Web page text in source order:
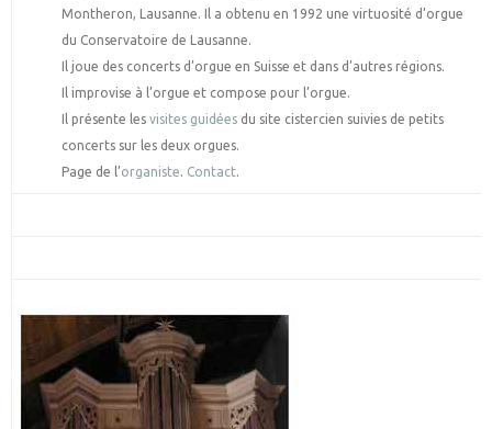
Montheron, Lausanne. Il a obtenu en 1992 une virtuosité d’orgue
du Conservatoire de Lausanne.
Il joue des concerts d’orgue en Suisse et dans d’autres régions.
Il improvise à l’orgue et compose pour l’orgue.
Il présente les visites guidées du site cistercien suivies de petits
concerts sur les deux orgues.
Page de l’organiste. Contact.